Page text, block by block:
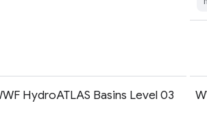
HydroATLAS Basins Level 03